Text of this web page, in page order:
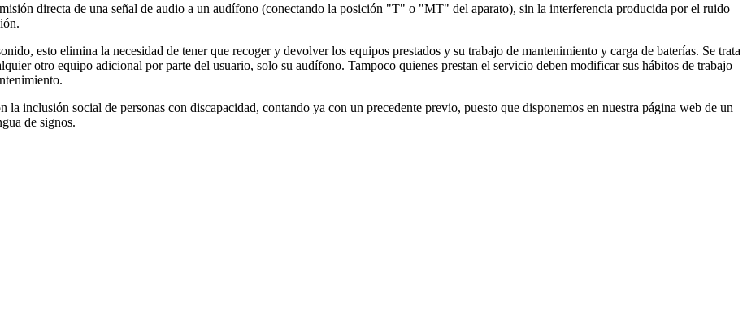
directa de una señal de audio a un audífono (conectando la posición "T" o "MT" del aparato), sin la interferencia producida por el ruido
esto elimina la necesidad de tener que recoger y devolver los equipos prestados y su trabajo de mantenimiento y carga de baterías. Se trata
otro equipo adicional por parte del usuario, solo su audífono. Tampoco quienes prestan el servicio deben modificar sus hábitos de trabajo
la inclusión social de personas con discapacidad, contando ya con un precedente previo, puesto que disponemos en nuestra página web de un
de signos.